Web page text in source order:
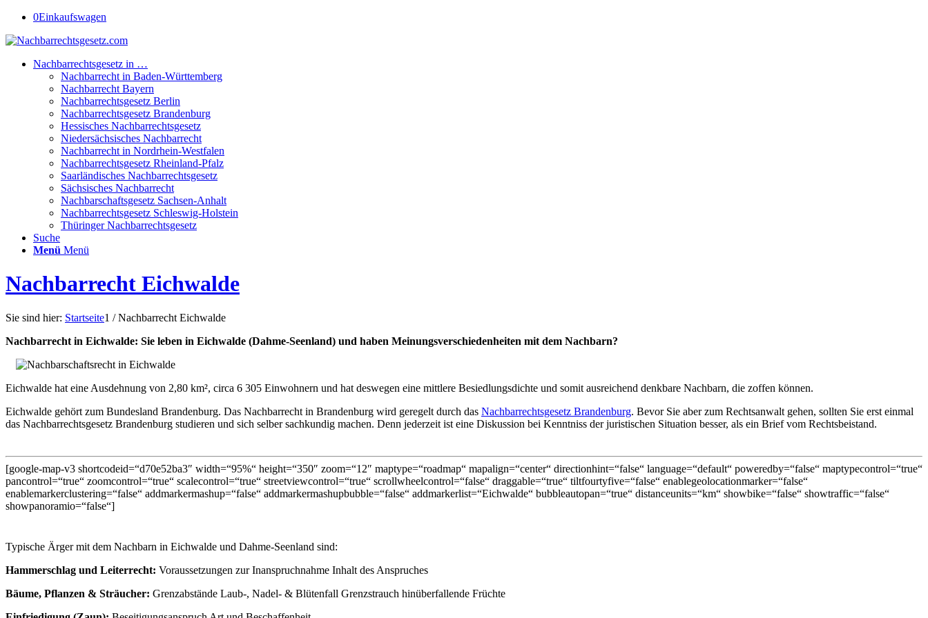
0Einkaufswagen
Nachbarrechtsgesetz in …
Nachbarrecht in Baden-Württemberg
Nachbarrecht Bayern
Nachbarrechtsgesetz Berlin
Nachbarrechtsgesetz Brandenburg
Hessisches Nachbarrechtsgesetz
Niedersächsisches Nachbarrecht
Nachbarrecht in Nordrhein-Westfalen
Nachbarrechtsgesetz Rheinland-Pfalz
Saarländisches Nachbarrechtsgesetz
Sächsisches Nachbarrecht
Nachbarschaftsgesetz Sachsen-Anhalt
Nachbarrechtsgesetz Schleswig-Holstein
Thüringer Nachbarrechtsgesetz
Suche
Menü Menü
Nachbarrecht Eichwalde
Sie sind hier: Startseite1 / Nachbarrecht Eichwalde
Nachbarrecht in Eichwalde: Sie leben in Eichwalde (Dahme-Seenland) und haben Meinungsverschiedenheiten mit dem Nachbarn?
Eichwalde hat eine Ausdehnung von 2,80 km², circa 6 305 Einwohnern und hat deswegen eine mittlere Besiedlungsdichte und somit ausreichend denkbare Nachbarn, die zoffen können.
Eichwalde gehört zum Bundesland Brandenburg. Das Nachbarrecht in Brandenburg wird geregelt durch das Nachbarrechtsgesetz Brandenburg. Bevor Sie aber zum Rechtsanwalt gehen, sollten Sie erst einmal
das Nachbarrechtsgesetz Brandenburg studieren und sich selber sachkundig machen. Denn jederzeit ist eine Diskussion bei Kenntniss der juristischen Situation besser, als ein Brief vom Rechtsbeistand.
[google-map-v3 shortcodeid=“d70e52ba3″ width=“95%“ height=“350″ zoom=“12″ maptype=“roadmap“ mapalign=“center“ directionhint=“false“ language=“default“ poweredby=“false“ maptypecontrol=“true“
pancontrol=“true“ zoomcontrol=“true“ scalecontrol=“true“ streetviewcontrol=“true“ scrollwheelcontrol=“false“ draggable=“true“ tiltfourtyfive=“false“ enablegeolocationmarker=“false“
enablemarkerclustering=“false“ addmarkermashup=“false“ addmarkermashupbubble=“false“ addmarkerlist=“Eichwalde“ bubbleautopan=“true“ distanceunits=“km“ showbike=“false“ showtraffic=“false“
showpanoramio=“false“]
Typische Ärger mit dem Nachbarn in Eichwalde und Dahme-Seenland sind:
Hammerschlag und Leiterrecht: Voraussetzungen zur Inanspruchnahme Inhalt des Anspruches
Bäume, Pflanzen & Sträucher: Grenzabstände Laub-, Nadel- & Blütenfall Grenzstrauch hinüberfallende Früchte